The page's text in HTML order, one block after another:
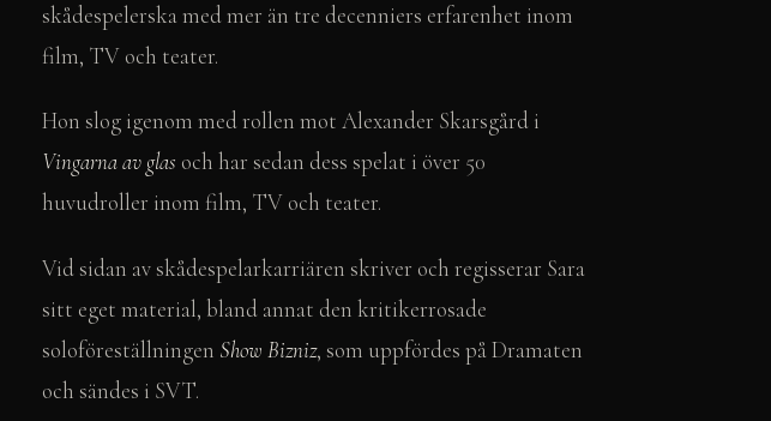
skådespelerska med mer än tre decenniers erfarenhet inom
film, TV och teater.
Hon slog igenom med rollen mot Alexander Skarsgård i
Vingarna av glas och har sedan dess spelat i över 50
huvudroller inom film, TV och teater.
Vid sidan av skådespelarkarriären skriver och regisserar Sara
sitt eget material, bland annat den kritikerrosade
soloföreställningen Show Bizniz, som uppfördes på Dramaten
och sändes i SVT.